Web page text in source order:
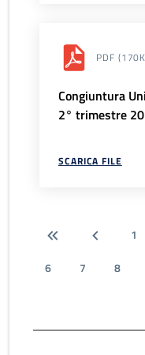
PDF
Congiuntura
2° trimestre
SCARICA FILE
1
6
7 8